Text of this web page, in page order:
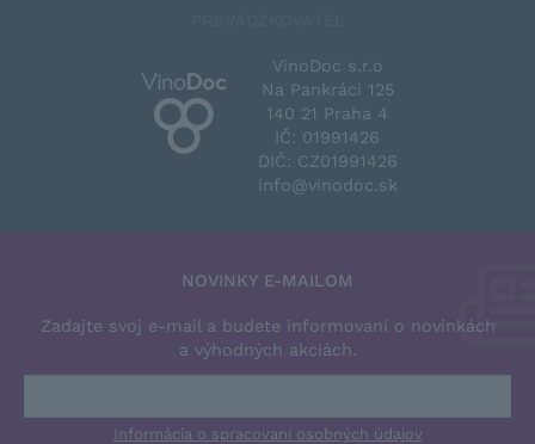
VinoDoc s.r.o
Na Pankráci 125
140 21 Praha 4
IČ: 01991426
DIČ: CZ01991426
info@vinodoc.sk
NOVINKY E-MAILOM
Zadajte svoj e-mail a budete informovaní o novinkách
a výhodných akciách.
Informácia o spracovaní osobných údajov